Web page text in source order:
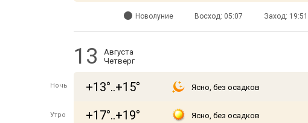
Новолуние Восход: 05:07 Заход: 19:51
13
Августа
Четверг
Ночь +13°..+15° Ясно, без осадков
Утро +17°..+19° Ясно, без осадков